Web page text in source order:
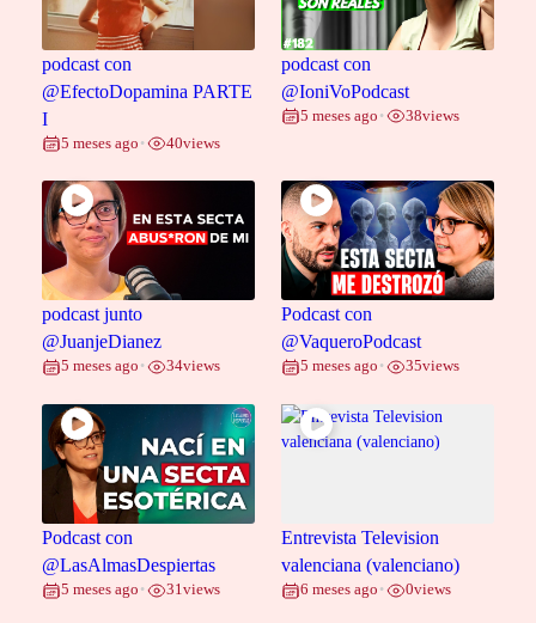
podcast con
@EfectoDopamina PARTE
I
5 meses ago • 40views
podcast con
@IoniVoPodcast
5 meses ago • 38views
podcast junto
@JuanjeDianez
5 meses ago • 34views
Podcast con
@VaqueroPodcast
5 meses ago • 35views
Podcast con
@LasAlmasDespiertas
5 meses ago • 31views
Entrevista Television
valenciana (valenciano)
6 meses ago • 0views